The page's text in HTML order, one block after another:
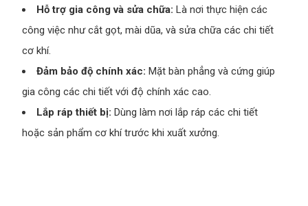
Hỗ trợ gia công và sửa chữa: Là nơi thực hiện các
công việc như cắt gọt, mài dũa, và sửa chữa các chi tiết
cơ khí.
Đảm bảo độ chính xác: Mặt bàn phẳng và cứng giúp
gia công các chi tiết với độ chính xác cao.
Lắp ráp thiết bị: Dùng làm nơi lắp ráp các chi tiết
hoặc sản phẩm cơ khí trước khi xuất xưởng.